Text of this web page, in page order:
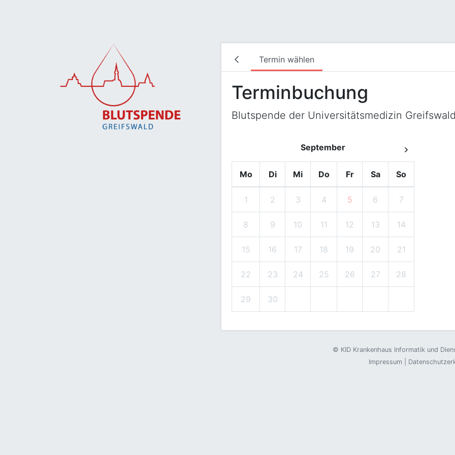
Termin wählen
Terminbuchung
Blutspende der Universitätsmedizin
September
Mo Di Mi Do Fr Sa So
1 2 3 4 5 6 7
8 9 10 11 12 13 14
15 16 17 18 19 20 21
22 23 24 25 26 27 28
29 30
© KID Krankenhaus Informatik und
Impressum